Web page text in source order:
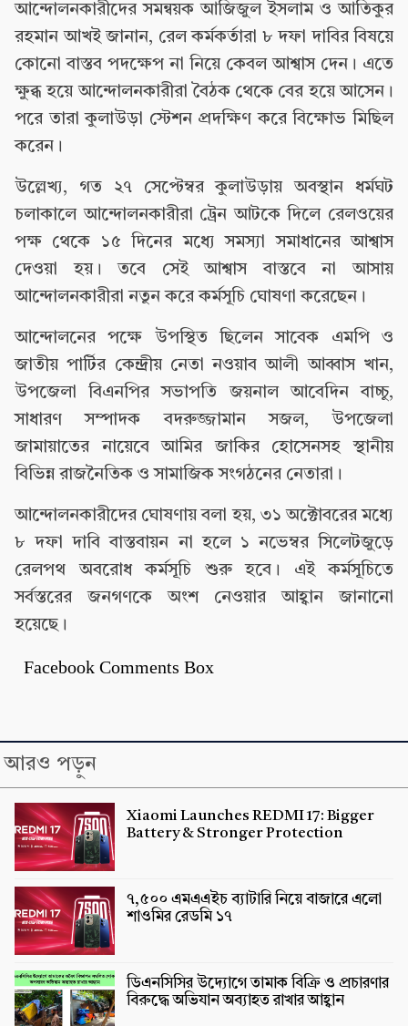
আন্দোলনকারীদের সমন্বয়ক আজিজুল ইসলাম ও আতিকুর
রহমান আখই জানান, রেল কর্মকর্তারা ৮ দফা দাবির বিষয়ে
কোনো বাস্তব পদক্ষেপ না নিয়ে কেবল আশ্বাস দেন। এতে
ক্ষুব্ধ হয়ে আন্দোলনকারীরা বৈঠক থেকে বের হয়ে আসেন।
পরে তারা কুলাউড়া স্টেশন প্রদক্ষিণ করে বিক্ষোভ মিছিল
করেন।
উল্লেখ্য, গত ২৭ সেপ্টেম্বর কুলাউড়ায় অবস্থান ধর্মঘট
চলাকালে আন্দোলনকারীরা ট্রেন আটকে দিলে রেলওয়ের
পক্ষ থেকে ১৫ দিনের মধ্যে সমস্যা সমাধানের আশ্বাস
দেওয়া হয়। তবে সেই আশ্বাস বাস্তবে না আসায়
আন্দোলনকারীরা নতুন করে কর্মসূচি ঘোষণা করেছেন।
আন্দোলনের পক্ষে উপস্থিত ছিলেন সাবেক এমপি ও
জাতীয় পার্টির কেন্দ্রীয় নেতা নওয়াব আলী আব্বাস খান,
উপজেলা বিএনপির সভাপতি জয়নাল আবেদিন বাচ্চু,
সাধারণ সম্পাদক বদরুজ্জামান সজল, উপজেলা
জামায়াতের নায়েবে আমির জাকির হোসেনসহ স্থানীয়
বিভিন্ন রাজনৈতিক ও সামাজিক সংগঠনের নেতারা।
আন্দোলনকারীদের ঘোষণায় বলা হয়, ৩১ অক্টোবরের মধ্যে
৮ দফা দাবি বাস্তবায়ন না হলে ১ নভেম্বর সিলেটজুড়ে
রেলপথ অবরোধ কর্মসূচি শুরু হবে। এই কর্মসূচিতে
সর্বস্তরের জনগণকে অংশ নেওয়ার আহ্বান জানানো
হয়েছে।
Facebook Comments Box
আরও পড়ুন
Xiaomi Launches REDMI 17: Bigger
Battery & Stronger Protection
৭,৫০০ এমএএইচ ব্যাটারি নিয়ে বাজারে এলো
শাওমির রেডমি ১৭
ডিএনসিসির উদ্যোগে তামাক বিক্রি ও প্রচারণার
বিরুদ্ধে অভিযান অব্যাহত রাখার আহ্বান